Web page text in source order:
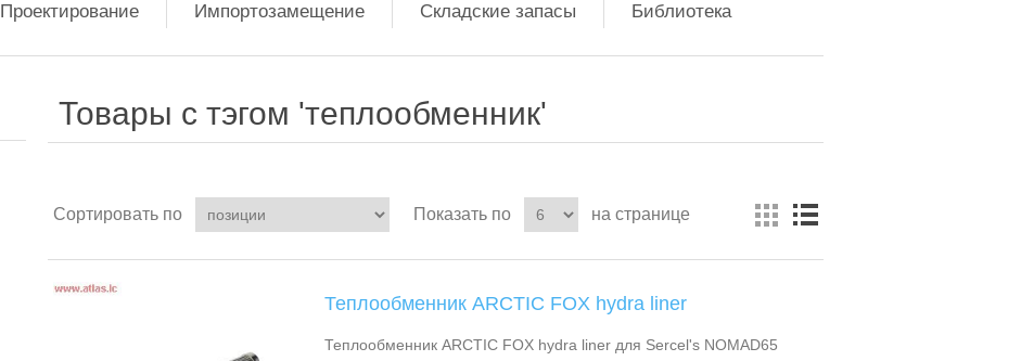
Проектирование Импортозамещение Складские запасы Библиотека
Товары с тэгом 'теплообменник'
Сортировать по Показать по на странице
Теплообменник ARCTIC FOX hydra liner
Теплообменник ARCTIC FOX hydra liner для Sercel's NOMAD65